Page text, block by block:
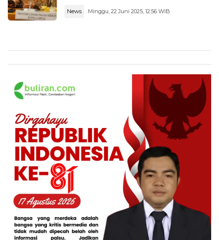
News Minggu, 22 Juni 2025, 12:56 WIB